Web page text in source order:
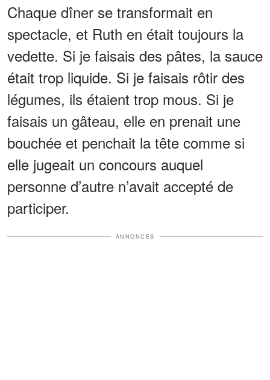
Chaque dîner se transformait en
spectacle, et Ruth en était toujours la
vedette. Si je faisais des pâtes, la sauce
était trop liquide. Si je faisais rôtir des
légumes, ils étaient trop mous. Si je
faisais un gâteau, elle en prenait une
bouchée et penchait la tête comme si
elle jugeait un concours auquel
personne d’autre n’avait accepté de
participer.
ANNONCES